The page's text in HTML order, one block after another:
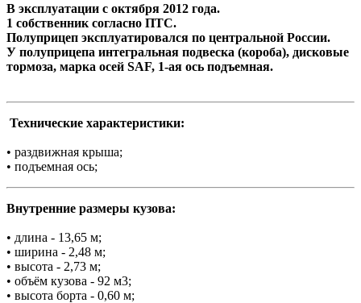
В эксплуатации с октября 2012 года.
1 собственник согласно ПТС.
Полуприцеп эксплуатировался по центральной России.
У полуприцепа интегральная подвеска (короба), дисковые
тормоза, марка осей SAF, 1-ая ось подъемная.
Технические характеристики:
• раздвижная крыша;
• подъемная ось;
Внутренние размеры кузова:
• длина - 13,65 м;
• ширина - 2,48 м;
• высота - 2,73 м;
• объём кузова - 92 м3;
• высота борта - 0,60 м;